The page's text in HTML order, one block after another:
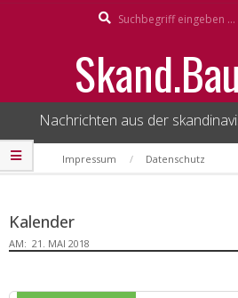
Nachrichten aus der
Secondary
Navigation
Impressum Datenschutz
Kalender
AM: 21. MAI 2018